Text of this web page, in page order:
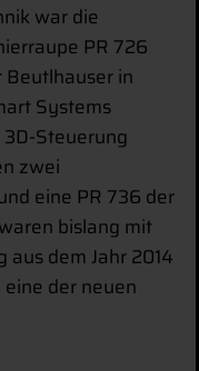
war die
PR 726
in
Systems
Steuerung
zwei
eine PR 736 der
bislang mit
dem Jahr 2014
der neuen